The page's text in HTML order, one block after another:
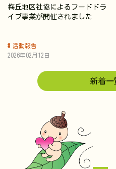
梅丘地区社協によるフードドラ
イブ事業が開催されました
活動報告
2026年02月12日
新着一